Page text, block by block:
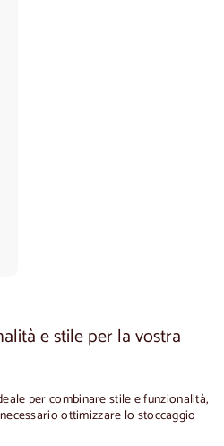
e stile per la vostra
per combinare stile e funzionalità,
ottimizzare lo stoccaggio